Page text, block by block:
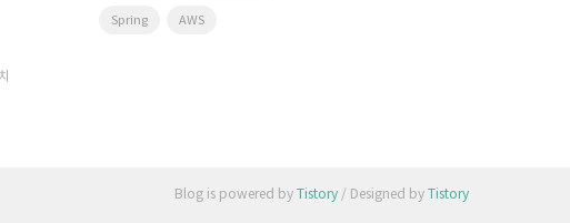
Spring AWS
Blog is powered by Tistory/ Designed by Tistory